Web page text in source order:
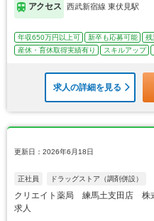
アクセス 西武新宿線 東伏見駅
年収650万円以上可 新卒も応募可能 残
産休・育休取得実績有り
スキルアップ
求人の詳細を見る
更新日：2026年6月18日
正社員 ドラッグストア（調剤併設）
クリエイト薬局 練馬土支田店 株
求人